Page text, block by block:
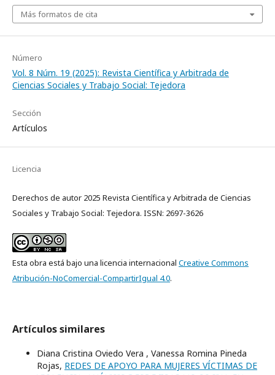
Más formatos de cita
Número
Vol. 8 Núm. 19 (2025): Revista Científica y Arbitrada de
Ciencias Sociales y Trabajo Social: Tejedora
Sección
Artículos
Licencia
Derechos de autor 2025 Revista Científica y Arbitrada de Ciencias
Sociales y Trabajo Social: Tejedora. ISSN: 2697-3626
Esta obra está bajo una licencia internacional Creative Commons
Atribución-NoComercial-CompartirIgual 4.0.
Artículos similares
Diana Cristina Oviedo Vera , Vanessa Romina Pineda
Rojas, REDES DE APOYO PARA MUJERES VÍCTIMAS DE